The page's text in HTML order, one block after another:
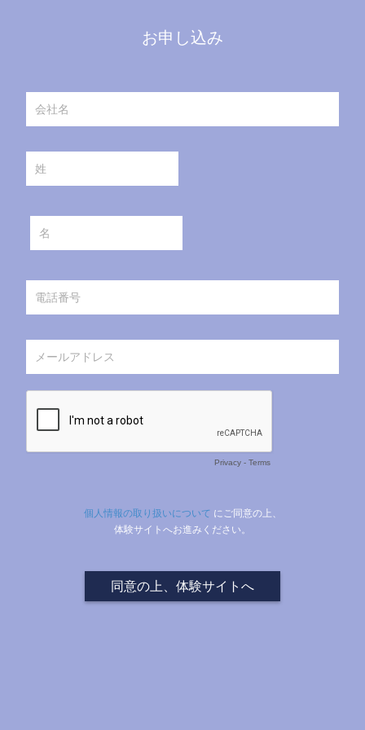
お申し込み
Privacy - Terms
個人情報の取り扱いについて にご同意の上、
体験サイトへお進みください。